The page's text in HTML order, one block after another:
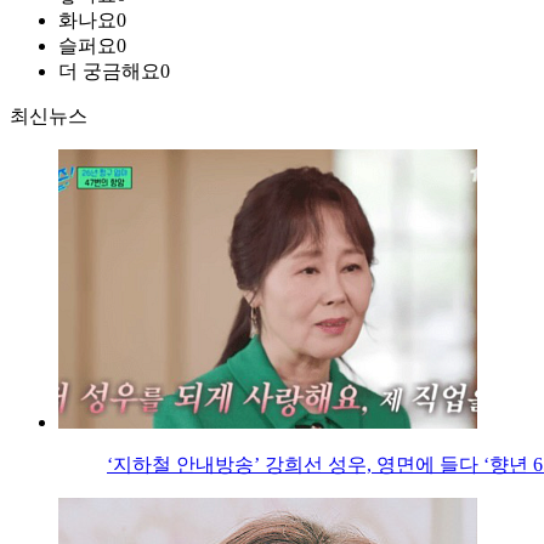
화나요0
슬퍼요0
더 궁금해요0
최신뉴스
‘지하철 안내방송’ 강희선 성우, 영면에 들다 ‘향년